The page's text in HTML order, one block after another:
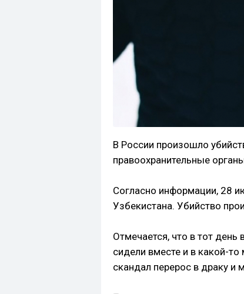
В России произошло
правоохранительные
Согласно информации, 28
Узбекистана. Убийство
Отмечается, что в тот
сидели вместе и в какой-
скандал перерос в драку и